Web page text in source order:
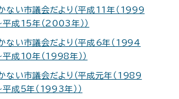
ない市議会だより（平成11年（1999
平成15年（2003年））
ない市議会だより（平成6年（1994
平成10年（1998年））
ない市議会だより（平成元年（1989
平成5年（1993年））